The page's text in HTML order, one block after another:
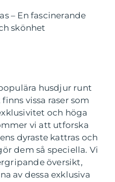
– En fascinerande
skönhet
husdjur runt
vissa raser som
och höga
vi att utforska
dyraste kattras och
dem så speciella. Vi
översikt,
av dessa exklusiva